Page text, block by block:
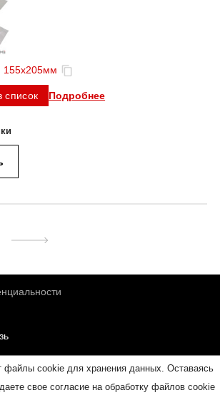
список Подробнее
файлы cookie для хранения данных. Оставаясь
свое согласие на обработку файлов cookie